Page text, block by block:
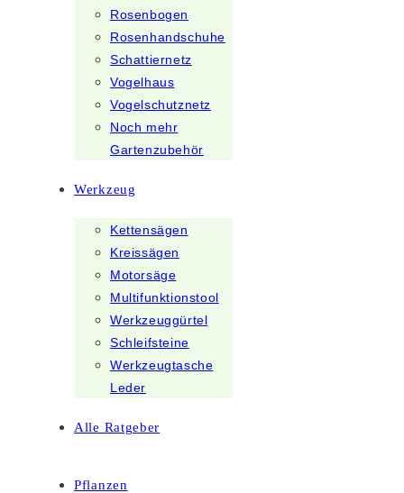
Rosenbogen
Rosenhandschuhe
Schattiernetz
Vogelhaus
Vogelschutznetz
Noch mehr
Gartenzubehör
Werkzeug
Kettensägen
Kreissägen
Motorsäge
Multifunktionstool
Werkzeuggürtel
Schleifsteine
Werkzeugtasche
Leder
Alle Ratgeber
Pflanzen